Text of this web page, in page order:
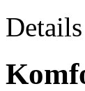
Details